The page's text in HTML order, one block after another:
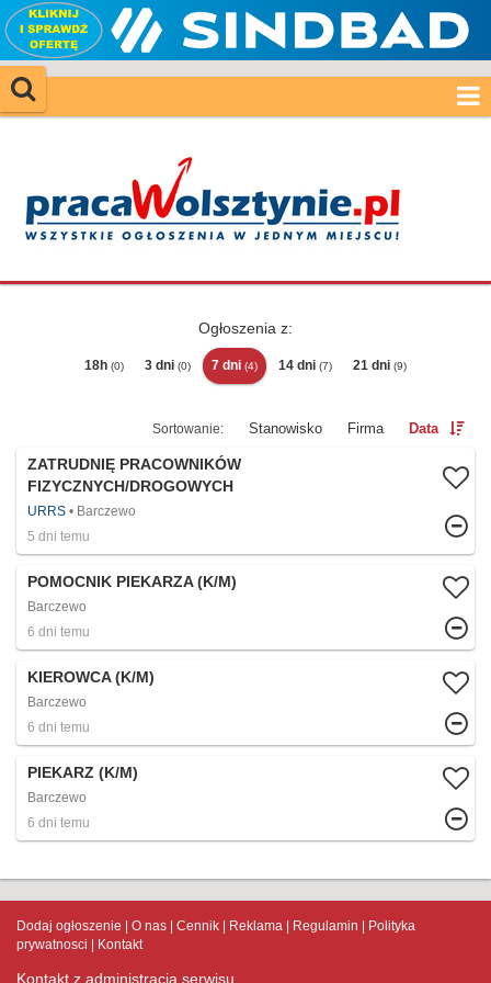
Ogłoszenia z:
18h (0) 3 dni (0) 7 dni (4) 14 dni (7) 21 dni (9)
Stanowisko Firma Data
ZATRUDNIĘ PRACOWNIKÓW
FIZYCZNYCH/DROGOWYCH
URRS
Barczewo
5 dni temu
POMOCNIK PIEKARZA (K/M)
Barczewo
6 dni temu
KIEROWCA (K/M)
Barczewo
6 dni temu
PIEKARZ (K/M)
Barczewo
6 dni temu
Dodaj ogłoszenie O nas Cennik Reklama Regulamin
Polityka
prywatnosci
Kontakt
Kontakt z administracją serwisu